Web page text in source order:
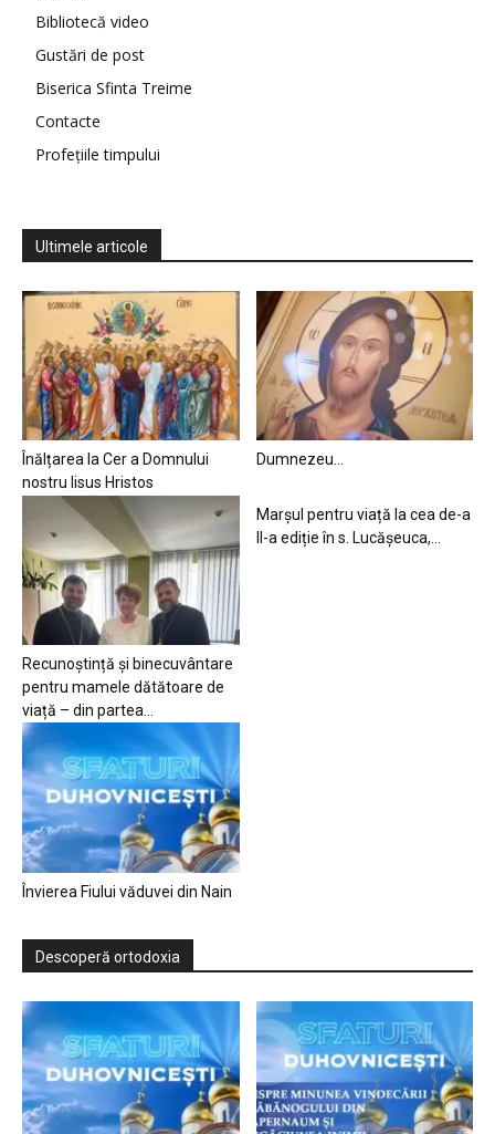
Bibliotecă video
Gustări de post
Biserica Sfinta Treime
Contacte
Profețiile timpului
Ultimele articole
Înălțarea la Cer a Domnului
nostru Iisus Hristos
Dumnezeu…
Recunoștință și binecuvântare
pentru mamele dătătoare de
viață – din partea...
Marșul pentru viață la cea de-a
II-a ediție în s. Lucășeuca,...
Învierea Fiului văduvei din Nain
Descoperă ortodoxia